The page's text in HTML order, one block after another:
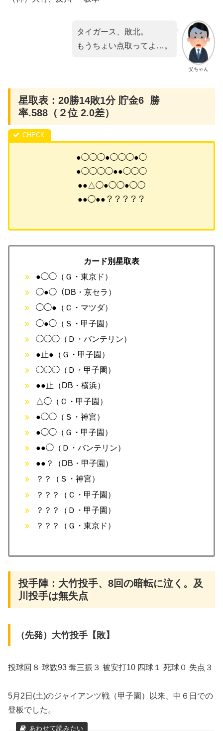
父ちゃん
タイガース、敗北。
もうちょい点取ってよ…。
星取表：20勝14敗1分 貯金6 勝
率.588（２位 2.0差）
●◯◯◯●◯◯◯●◯
●◯◯◯◯●●◯◯◯
●●△◯●◯◯●◯◯
●●◯●●？？？？？
カード別星取表
●◯◯（Ｇ・東京ド）
◯●◯（DB・京セラ）
◯◯●（Ｃ・マツダ）
◯●◯（Ｓ・甲子園）
◯◯◯（Ｄ・バンテリン）
●止●（Ｇ・甲子園）
◯◯◯（Ｄ・甲子園）
●●止（DB・横浜）
△◯（Ｃ・甲子園）
●◯◯（Ｓ・神宮）
●◯◯（Ｇ・甲子園）
●●◯（Ｄ・バンテリン）
●●？（DB・甲子園）
？？（Ｓ・神宮）
？？？（Ｃ・甲子園）
？？？（Ｄ・甲子園）
？？？（Ｇ・東京ド）
投手陣：大竹投手、8回の暗転に泣く。及
川投手は無失点
​（先発）大竹投手【敗】
投球回８ 球数93 奪三振３ 被安打10 四球１ 死球０ 失点３
5月2日(土)のジャイアンツ戦（甲子園）以来、中６日での
登板でした。